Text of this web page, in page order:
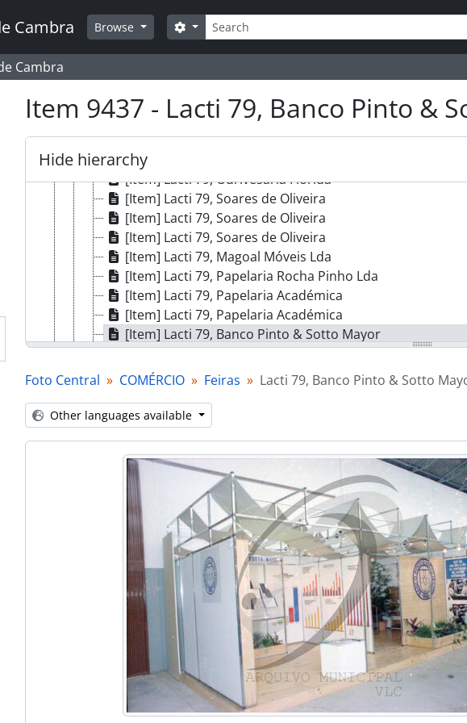
Cambra Browse Search
Search options
Cambra
Item 9437 - Lacti 79, Banco Pinto &
Hide hierarchy
[Item] Lacti 79, CD Máquinas Agrícolas
[Item] Lacti 79, CD Máquinas Agrícolas
[Item] Lacti 79, CD Máquinas Agrícolas
[Item] Lacti 79, Colep
[Item] Lacti 79, Colep
[Item] Lacti 79, Colep
[Item] Lacti 79, Ourivesaria Flórida
[Item] Lacti 79, Ourivesaria Flórida
[Item] Lacti 79, Soares de Oliveira
[Item] Lacti 79, Soares de Oliveira
[Item] Lacti 79, Soares de Oliveira
[Item] Lacti 79, Magoal Móveis Lda
[Item] Lacti 79, Papelaria Rocha Pinho Lda
[Item] Lacti 79, Papelaria Académica
[Item] Lacti 79, Papelaria Académica
[Item] Lacti 79, Banco Pinto & Sotto Mayor
[Item] Lacti 79, Banco Pinto & Sotto Mayor
[Item] Lacti 79, Socipo Fabre
[Item] Lacti 79, Estemel
[Item] Lacti 79, baterias Tudor
[Item] Lacti 79, retrato de grupo
[Item] Lacti 79, passeio turístico
[Item] Lacti 79, passeio turístico
[Item] Lacti 79, visita do Ministro da Agricultura e
[Item] Lacti 79, visita do Ministro da Agricultura e
[Item] Lacti 79, visita do Ministro da Agricultura e
[Item] Lacti 79, visita do Ministro da Agricultura e
[Item] Lacti 79, visita do Ministro da Agricultura e
[Item] Lacti 79, visita do Ministro da Agricultura e
[Item] Lacti 79, visita do Ministro da Agricultura e
[Item] Lacti 79, visita do Ministro da Agricultura e
[Item] Lacti 79, visita do Ministro da Agricultura e
[Item] Lacti 79, visita do Ministro da Agricultura e
[Item] Lacti 79, visita do Ministro da Agricultura e
Foto Central COMÉRCIO Feiras Lacti 79, Banco Pinto & Sotto
Other languages available